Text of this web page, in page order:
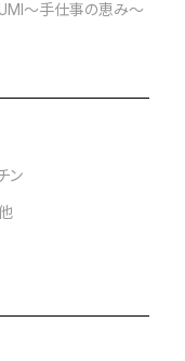
～手仕事の恵み～
ン